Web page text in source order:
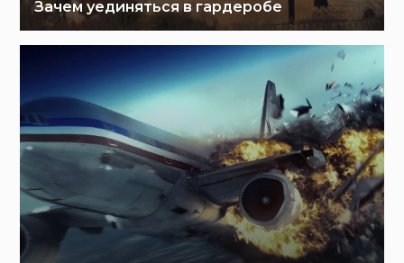
Зачем уединяться в гардеробе